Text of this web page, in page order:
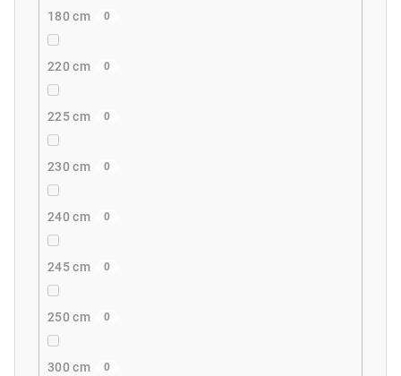
180 cm 0
220 cm 0
225 cm 0
230 cm 0
240 cm 0
245 cm 0
250 cm 0
300 cm 0